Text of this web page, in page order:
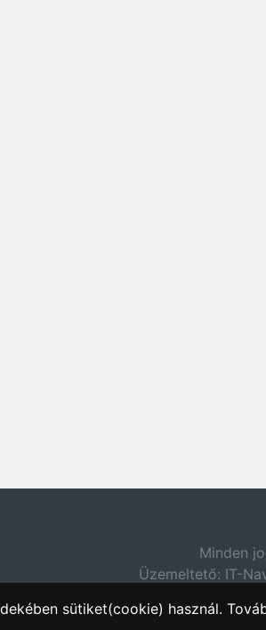
Minden
Üzemeltető: IT-
sütiket(cookie) használ.